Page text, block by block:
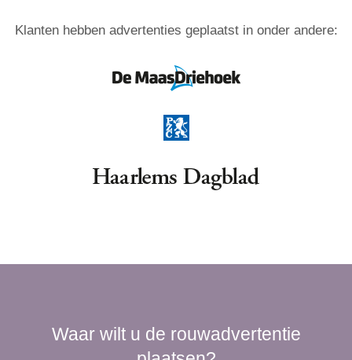
Klanten hebben advertenties geplaatst in onder andere:
Waar wilt u de rouwadvertentie